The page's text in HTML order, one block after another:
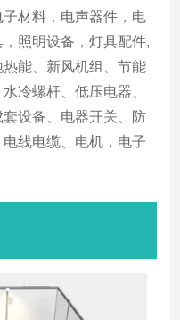
材料，电声器件，电
照明设备，灯具配件,
能、新风机组、节能
冷螺杆、低压电器、
设备、电器开关、防
线电缆、电机，电子